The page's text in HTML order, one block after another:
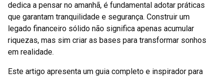
dedica a pensar no amanhã, é fundamental adotar práticas
que garantam tranquilidade e segurança. Construir um
legado financeiro sólido não significa apenas acumular
riquezas, mas sim criar as bases para transformar sonhos
em realidade.
Este artigo apresenta um guia completo e inspirador para